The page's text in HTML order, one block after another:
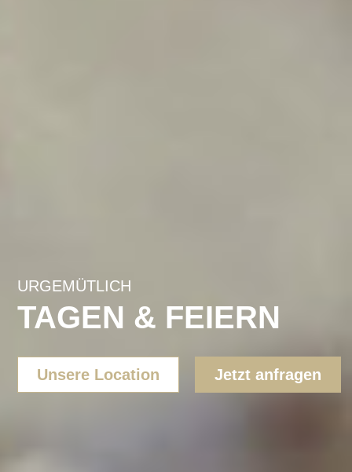
URGEMÜTLICH
TAGEN & FEIERN
Unsere Location Jetzt anfragen